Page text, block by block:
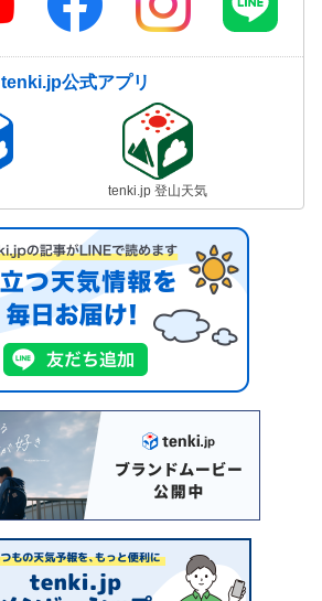
tenki.jp公式アプリ
tenki.jp 登山天気